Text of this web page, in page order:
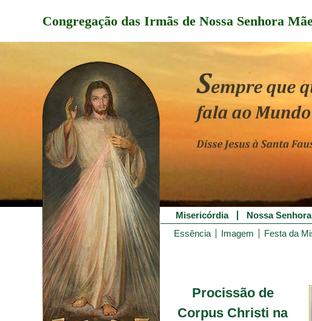
Congregação das Irmãs de Nossa Senhora
Misericórdia Nossa
Essência
Imagem Festa da
Procissão de
Corpus Christi na